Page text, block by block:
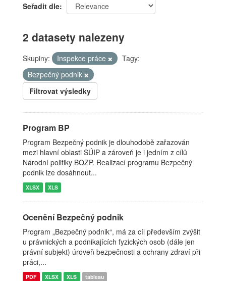
Seřadit dle
2 datasety nalezeny
Skupiny: Inspekce práce
Tagy:
Bezpečný podnik
Filtrovat výsledky
Program BP
Program Bezpečný podnik je dlouhodobě zařazován
mezi hlavní oblasti SÚIP a zároveň je i jedním z cílů
Národní politiky BOZP. Realizací programu Bezpečný
podnik lze dosáhnout...
XLSX XLS
Ocenění Bezpečný podnik
Program „Bezpečný podnik“, má za cíl především zvýšit
u právnických a podnikajících fyzických osob (dále jen
právní subjekt) úroveň bezpečnosti a ochrany zdraví při
práci,...
PDF XLSX XLS tableau